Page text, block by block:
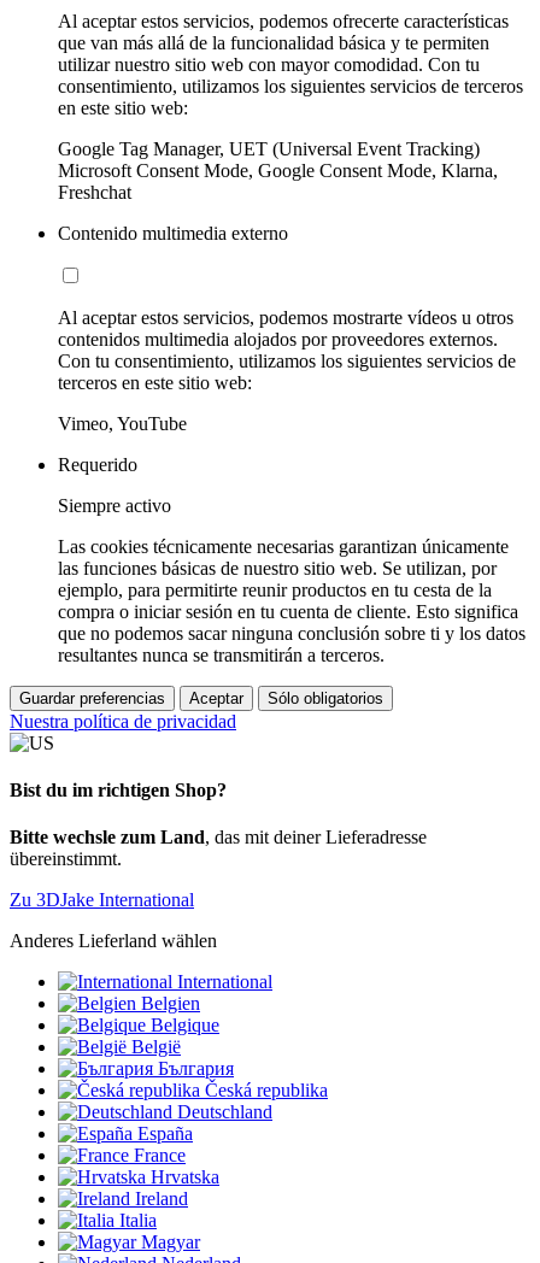
Al aceptar estos servicios, podemos ofrecerte características
que van más allá de la funcionalidad básica y te permiten
utilizar nuestro sitio web con mayor comodidad. Con tu
consentimiento, utilizamos los siguientes servicios de terceros
en este sitio web:
Google Tag Manager, UET (Universal Event Tracking)
Microsoft Consent Mode, Google Consent Mode, Klarna,
Freshchat
Contenido multimedia externo
Al aceptar estos servicios, podemos mostrarte vídeos u otros
contenidos multimedia alojados por proveedores externos.
Con tu consentimiento, utilizamos los siguientes servicios de
terceros en este sitio web:
Vimeo, YouTube
Requerido
Siempre activo
Las cookies técnicamente necesarias garantizan únicamente
las funciones básicas de nuestro sitio web. Se utilizan, por
ejemplo, para permitirte reunir productos en tu cesta de la
compra o iniciar sesión en tu cuenta de cliente. Esto significa
que no podemos sacar ninguna conclusión sobre ti y los datos
resultantes nunca se transmitirán a terceros.
Guardar preferencias Aceptar Sólo obligatorios
Nuestra política de privacidad
Bist du im richtigen Shop?
Bitte wechsle zum Land, das mit deiner Lieferadresse
übereinstimmt.
Zu 3DJake International
Anderes Lieferland wählen
International
Belgien
Belgique
België
България
Česká republika
Deutschland
España
France
Hrvatska
Ireland
Italia
Magyar